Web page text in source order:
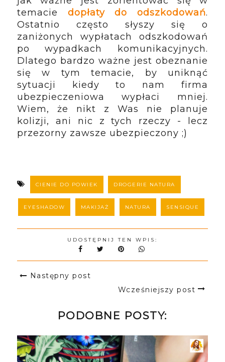
temacie
dopłaty do odszkodowań.
Ostatnio często słyszy się o
zaniżonych wypłatach odszkodowań
po wypadkach komunikacyjnych.
Dlatego bardzo ważne jest obeznanie
się w tym temacie, by uniknąć
sytuacji kiedy to nam firma
ubezpieczeniowa wypłaci mniej.
Wiem, że nikt z Was nie planuje
kolizji, ani nic z tych rzeczy - lecz
przezorny zawsze ubezpieczony ;)
CIENIE DO POWIEK DROGERIE NATURA
EYESHADOW MAKIJAŻ NATURA SENSIQUE
UDOSTĘPNIJ TEN WPIS:
Następny post
Wcześniejszy post
PODOBNE POSTY: